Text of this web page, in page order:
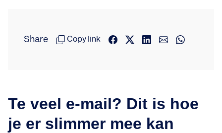
Share Copy link
Te veel e-mail? Dit is hoe
je er slimmer mee kan